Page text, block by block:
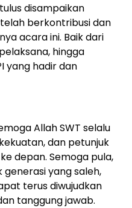
disampaikan
berkontribusi dan
acara ini. Baik dari
hingga
yang hadir dan
Allah SWT selalu
dan petunjuk
depan. Semoga pula,
yang saleh,
terus diwujudkan
tanggung jawab.